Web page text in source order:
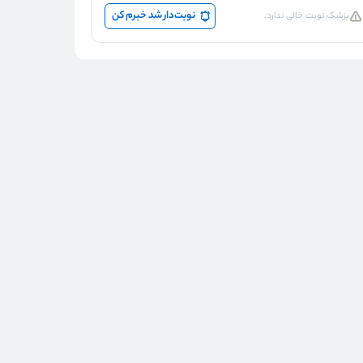
پزشک نوبت خالی ندارد. نوبت‌دار شد خبرم کن